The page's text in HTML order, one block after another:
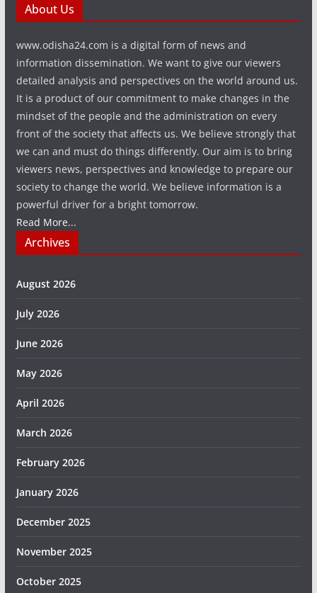
About Us
www.odisha24.com is a digital form of news and
information dissemination. We want to give our viewers
detailed analysis and perspectives on the world around us.
It is a product of our commitment to make changes in the
mindset of the people and the administration on every
front of the society that affects us. We believe strongly that
we can and must do things differently. Our aim is to bring
viewers news, perspectives and knowledge to prepare our
society to change the world. We believe information is a
powerful driver for a bright tomorrow.
Read More...
Archives
August 2026
July 2026
June 2026
May 2026
April 2026
March 2026
February 2026
January 2026
December 2025
November 2025
October 2025